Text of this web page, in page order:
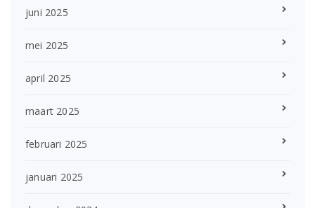
juni 2025
mei 2025
april 2025
maart 2025
februari 2025
januari 2025